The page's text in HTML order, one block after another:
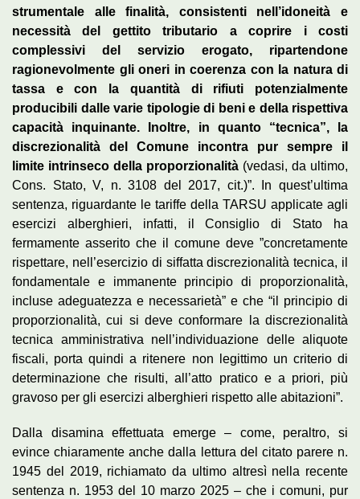
strumentale alle finalità, consistenti nell’idoneità e
necessità del gettito tributario a coprire i costi
complessivi del servizio erogato, ripartendone
ragionevolmente gli oneri in coerenza con la natura di
tassa e con la quantità di rifiuti potenzialmente
producibili dalle varie tipologie di beni e della rispettiva
capacità inquinante. Inoltre, in quanto “tecnica”, la
discrezionalità del Comune incontra pur sempre il
limite intrinseco della proporzionalità (vedasi, da ultimo,
Cons. Stato, V, n. 3108 del 2017, cit.)”. In quest’ultima
sentenza, riguardante le tariffe della TARSU applicate agli
esercizi alberghieri, infatti, il Consiglio di Stato ha
fermamente asserito che il comune deve ”concretamente
rispettare, nell’esercizio di siffatta discrezionalità tecnica, il
fondamentale e immanente principio di proporzionalità,
incluse adeguatezza e necessarietà” e che “il principio di
proporzionalità, cui si deve conformare la discrezionalità
tecnica amministrativa nell’individuazione delle aliquote
fiscali, porta quindi a ritenere non legittimo un criterio di
determinazione che risulti, all’atto pratico e a priori, più
gravoso per gli esercizi alberghieri rispetto alle abitazioni”.
Dalla disamina effettuata emerge – come, peraltro, si
evince chiaramente anche dalla lettura del citato parere n.
1945 del 2019, richiamato da ultimo altresì nella recente
sentenza n. 1953 del 10 marzo 2025 – che i comuni, pur